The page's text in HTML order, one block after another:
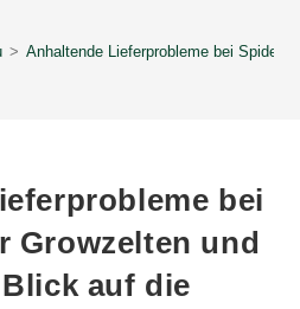
> Anhaltende Lieferprobleme bei Spider
bei
Growzelten und
auf die